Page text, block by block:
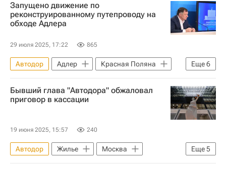
Запущено движение по
реконструированному путепроводу на
обходе Адлера
29 июля 2025, 17:22 865
Еще6
Автодор Адлер
Красная Поляна
Сочи
Марат Хуснуллин
Вячеслав Петушенко
Дороги
Бывший глава "Автодора" обжаловал
приговор в кассации
19 июня 2025, 15:57 240
Еще5
Автодор Жилье
Москва
Россия